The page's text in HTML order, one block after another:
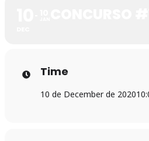
Time
10 de December de 2020